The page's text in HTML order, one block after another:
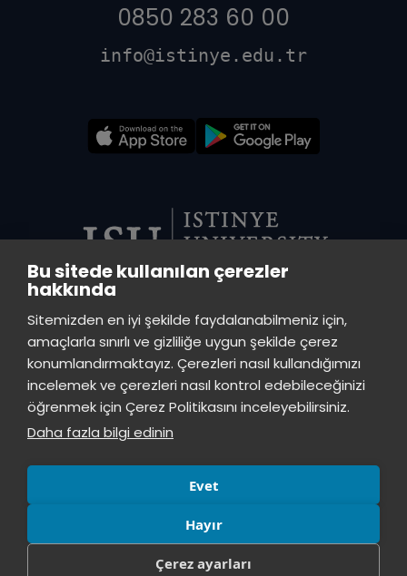
Bu sitede kullanılan çerezler
hakkında
Sitemizden en iyi şekilde faydalanabilmeniz için,
amaçlarla sınırlı ve gizliliğe uygun şekilde çerez
konumlandırmaktayız. Çerezleri nasıl kullandığımızı
incelemek ve çerezleri nasıl kontrol edebileceğinizi
öğrenmek için Çerez Politikasını inceleyebilirsiniz.
Daha fazla bilgi edinin
Evet
Hayır
Çerez ayarları
0850 283 60 00
info@istinye.edu.tr
Istinye University Vadi Campus - Ayazağa Neighborhood, Azerbaijan
Street (Vadistanbul Block 4A), 34396 Sarıyer / Istanbul
TOPKAPI LIBRARY
Istinye University Topkapı Campus, Maltepe Neighborhood, Teyyareci
Sami Street, No:3, Zeytinburnu, Istanbul, 34010
© All rights reserved, İstinye University.